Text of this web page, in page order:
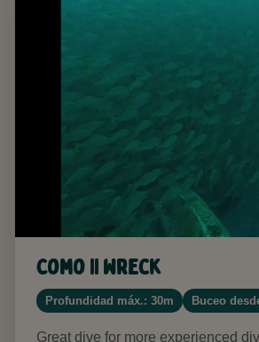
Como II Wreck
Profundidad máx.: 30m Buceo
Great dive for more experienced